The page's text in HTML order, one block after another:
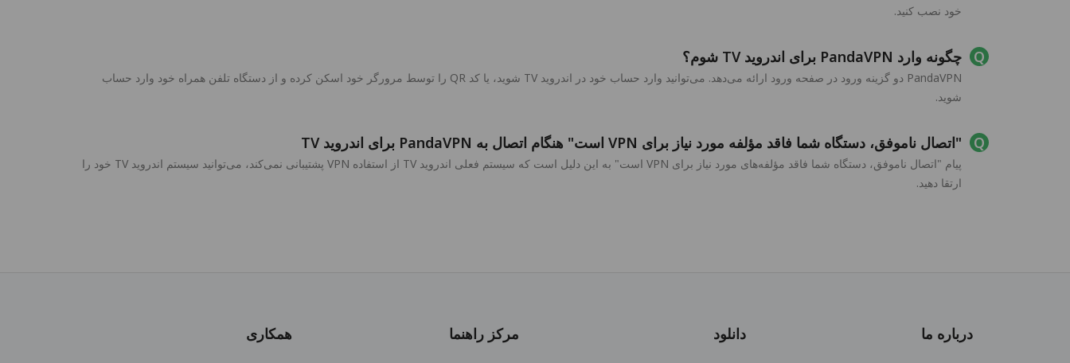
خود نصب کنید.
چگونه وارد PandaVPN برای اندروید TV شوم؟
PandaVPN دو گزینه ورود در صفحه ورود ارائه می‌دهد. می‌توانید وارد حساب خود در اندروید TV شوید، یا کد QR را توسط مرورگر خود اسکن کرده و از دستگاه تلفن همراه خود وارد حساب
شوید.
"اتصال ناموفق، دستگاه شما فاقد مؤلفه مورد نیاز برای VPN است" هنگام اتصال به PandaVPN برای اندروید TV
پیام "اتصال ناموفق، دستگاه شما فاقد مؤلفه‌های مورد نیاز برای VPN است" به این دلیل است که سیستم فعلی اندروید TV از استفاده VPN پشتیبانی نمی‌کند، می‌توانید سیستم اندروید TV خود را
ارتقا دهید.
درباره ما دانلود مرکز راهنما همکاری